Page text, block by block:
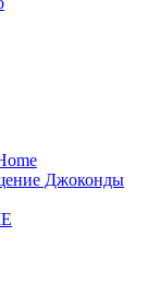
Джоконды